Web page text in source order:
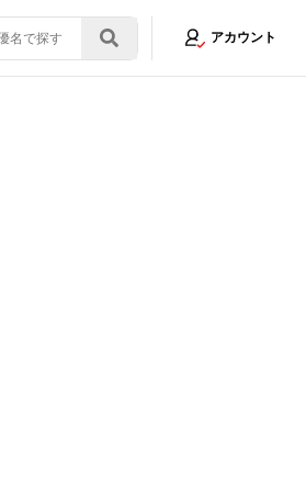
アカウント
島みゆきの主題歌入り本予告